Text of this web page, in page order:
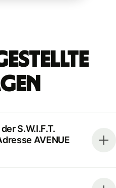
S.W.I.F.T.
AVENUE